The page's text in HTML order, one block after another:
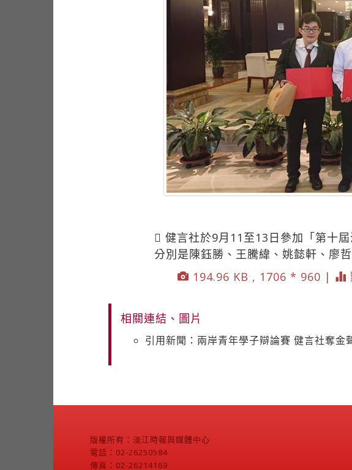
 健言社於9月11至13日參加「第十
分別是陳鈺勝、王騰緯、姚懿軒、廖
194.96 KB , 1706 * 960 |
相關連結、圖片
引用新聞：兩岸青年學子辯論賽 健言社奪金
版權所有：淡江時報與媒體中心
電話：02-26250584
傳真：02-26214169